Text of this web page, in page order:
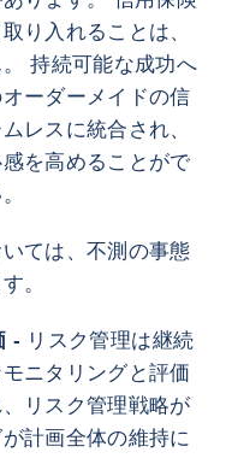
り入れることは、
持続可能な成功へ
ーダーメイドの信
レスに統合され、
を高めることがで
ては、不測の事態
。
- リスク管理は継続
ニタリングと評価
リスク管理戦略が
計画全体の維持に